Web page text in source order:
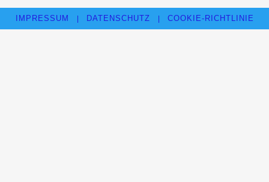
IMPRESSUM DATENSCHUTZ COOKIE-RICHTLINIE